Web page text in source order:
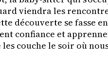
viendra les
découverte se fasse
confiance et
les couche le soir où